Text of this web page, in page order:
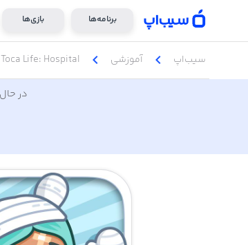
برنامه‌ها بازی‌ها
سیب‌اپ chevron_left آموزشی chevron_left
Toca Life: Hospital
در